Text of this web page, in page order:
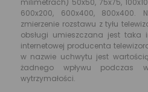
milimetrach) 50x50, 75x75,
600x200, 600x400, 800x400.
zmierzenie rozstawu z tyłu
obsługi umieszczana jest
internetowej producenta
w nazwie uchwytu jest
żadnego wpływu podczas
wytrzymałości.